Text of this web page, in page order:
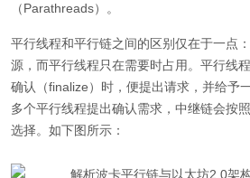
（Parathreads）。
平行线程和平行链之间的区别仅在于一点
源，而平行线程只在需要时占用。平行线
确认（finalize）时，便提出请求，并给予
多个平行线程提出确认需求，中继链会按
选择。如下图所示：